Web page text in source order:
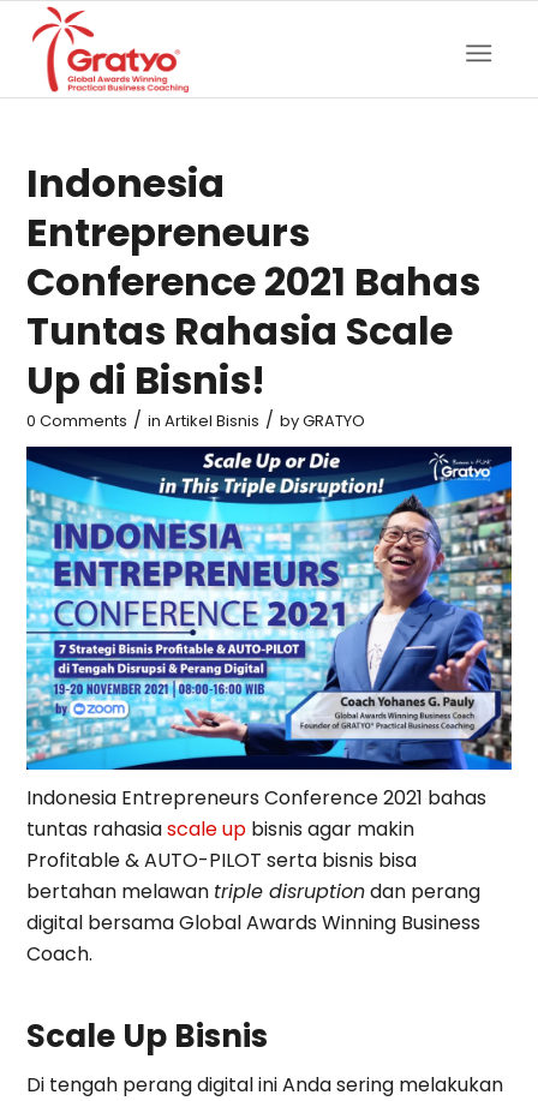
Indonesia
Entrepreneurs
Conference 2021 Bahas
Tuntas Rahasia Scale
Up di Bisnis!
0 Comments / inArtikel Bisnis / byGRATYO
Indonesia Entrepreneurs Conference 2021 bahas
tuntas rahasiascale up bisnis agar makin
Profitable & AUTO-PILOT serta bisnis bisa
bertahan melawan triple disruptiondan perang
digital bersama Global Awards Winning Business
Coach.
Scale Up Bisnis
Di tengah perang digital ini Anda sering melakukan